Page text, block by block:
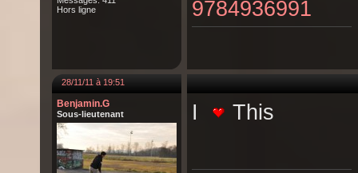
Hors ligne
9784936991
28/11/11 à 19:51
Benjamin.G
Sous-lieutenant I This